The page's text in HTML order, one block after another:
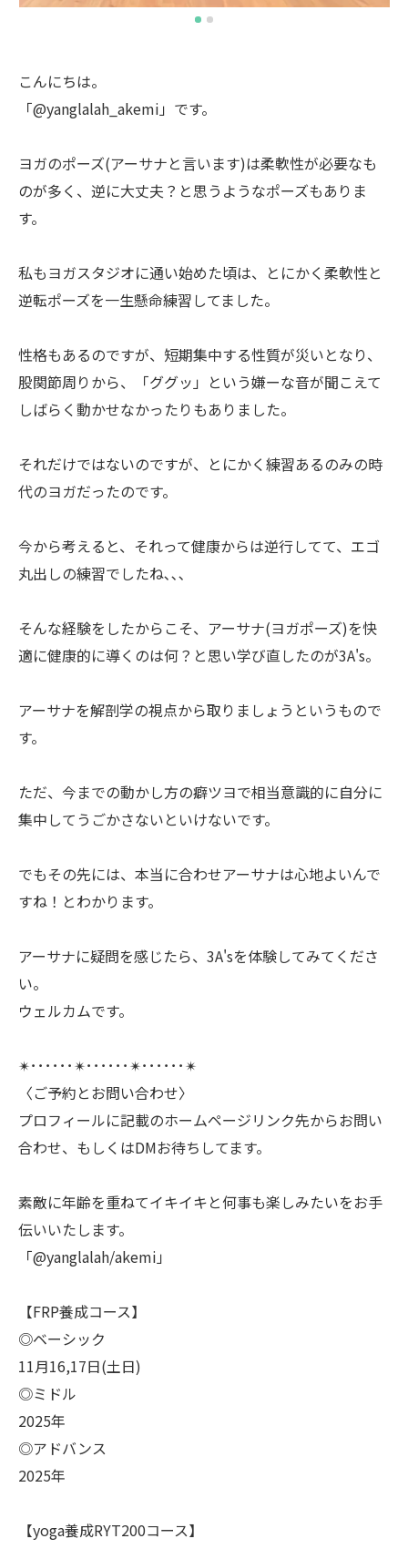
こんにちは。
「@yanglalah_akemi」です。
ヨガのポーズ(アーサナと言います)は柔軟性が必要なも
のが多く、逆に大丈夫？と思うようなポーズもありま
す。
私もヨガスタジオに通い始めた頃は、とにかく柔軟性と
逆転ポーズを一生懸命練習してました。
性格もあるのですが、短期集中する性質が災いとなり、
股関節周りから、「ググッ」という嫌ーな音が聞こえて
しばらく動かせなかったりもありました。
それだけではないのですが、とにかく練習あるのみの時
代のヨガだったのです。
今から考えると、それって健康からは逆行してて、エゴ
丸出しの練習でしたね､､､
そんな経験をしたからこそ、アーサナ(ヨガポーズ)を快
適に健康的に導くのは何？と思い学び直したのが3A's。
アーサナを解剖学の視点から取りましょうというもので
す。
ただ、今までの動かし方の癖ツヨで相当意識的に自分に
集中してうごかさないといけないです。
でもその先には、本当に合わせアーサナは心地よいんで
すね！とわかります。
アーサナに疑問を感じたら、3A'sを体験してみてくださ
い。
ウェルカムです。
✴︎･･････✴︎･･････✴︎･･････✴︎
〈ご予約とお問い合わせ〉
プロフィールに記載のホームページリンク先からお問い
合わせ、もしくはDMお待ちしてます。
素敵に年齢を重ねてイキイキと何事も楽しみたいをお手
伝いいたします。
「@yanglalah/akemi」
【FRP養成コース】
◎ベーシック
11月16,17日(土日)
◎ミドル
2025年
◎アドバンス
2025年
【yoga養成RYT200コース】